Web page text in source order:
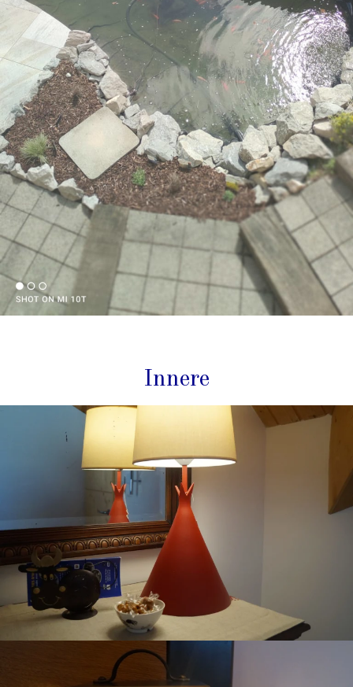
Innere